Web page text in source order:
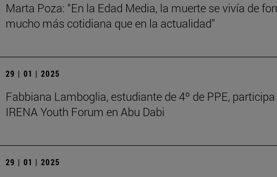
Marta Poza: “En la Edad Media, la muerte se vivía de
mucho más cotidiana que en la actualidad”
29 | 01 | 2025
Fabbiana Lamboglia, estudiante de 4º de PPE, participa
IRENA Youth Forum en Abu Dabi
29 | 01 | 2025